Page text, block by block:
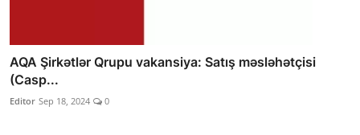
AQA Şirkətlər Qrupu vakansiya: Satış məsləhətçisi
(Casp...
Editor Sep 18, 2024 0